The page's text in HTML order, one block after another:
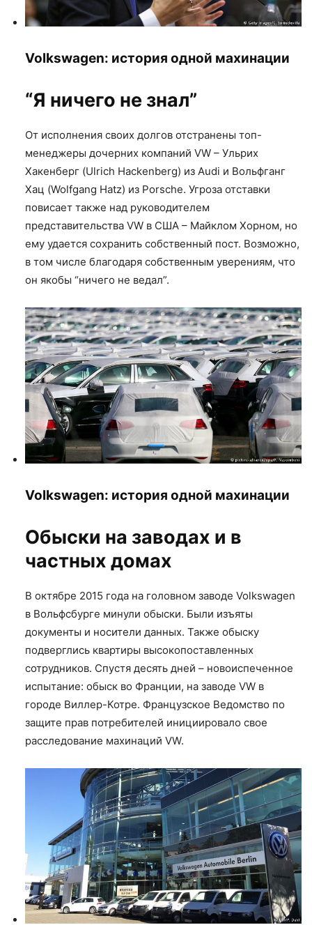
Volkswagen: история одной махинации
“Я ничего не знал”
От исполнения своих долгов отстранены топ-
менеджеры дочерних компаний VW – Ульрих
Хакенберг (Ulrich Hackenberg) из Audi и Вольфганг
Хац (Wolfgang Hatz) из Porsche. Угроза отставки
повисает также над руководителем
представительства VW в США – Майклом Хорном, но
ему удается сохранить собственный пост. Возможно,
в том числе благодаря собственным уверениям, что
он якобы “ничего не ведал”.
Volkswagen: история одной махинации
Обыски на заводах и в
частных домах
В октябре 2015 года на головном заводе Volkswagen
в Вольфсбурге минули обыски. Были изъяты
документы и носители данных. Также обыску
подверглись квартиры высокопоставленных
сотрудников. Спустя десять дней – новоиспеченное
испытание: обыск во Франции, на заводе VW в
городе Виллер-Котре. Французское Ведомство по
защите прав потребителей инициировало свое
расследование махинаций VW.